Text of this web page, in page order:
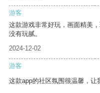
游客
这款游戏非常好玩，画面精美
没有玩腻。
2024-12-02
游客
这款app的社区氛围很温馨，让